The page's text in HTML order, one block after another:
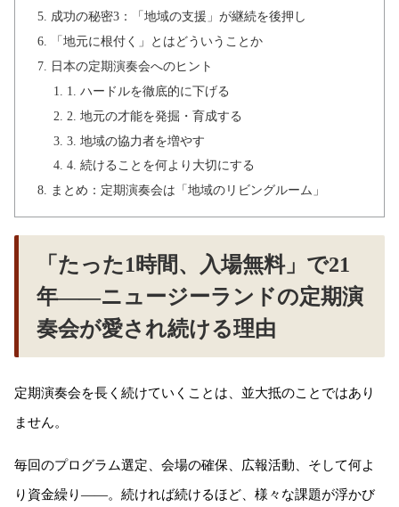
成功の秘密3：「地域の支援」が継続を後押し
「地元に根付く」とはどういうことか
日本の定期演奏会へのヒント
1. ハードルを徹底的に下げる
2. 地元の才能を発掘・育成する
3. 地域の協力者を増やす
4. 続けることを何より大切にする
まとめ：定期演奏会は「地域のリビングルーム」
「たった1時間、入場無料」で21
年——ニュージーランドの定期演
奏会が愛され続ける理由
定期演奏会を長く続けていくことは、並大抵のことではあり
ません。
毎回のプログラム選定、会場の確保、広報活動、そして何よ
り資金繰り——。続ければ続けるほど、様々な課題が浮かび